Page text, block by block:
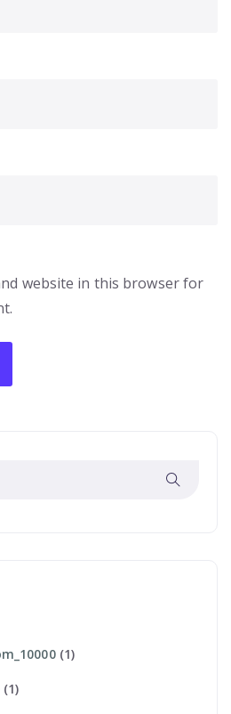
website in this browser for
(1)
(1)